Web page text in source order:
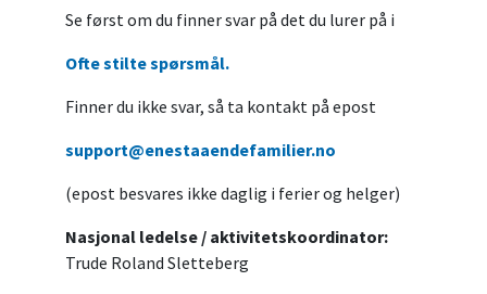
Se først om du finner svar på det du lurer på i
Ofte stilte spørsmål.
Finner du ikke svar, så ta kontakt på epost
support@enestaaendefamilier.no
(epost besvares ikke daglig i ferier og helger)
Nasjonal ledelse / aktivitetskoordinator:
Trude Roland Sletteberg